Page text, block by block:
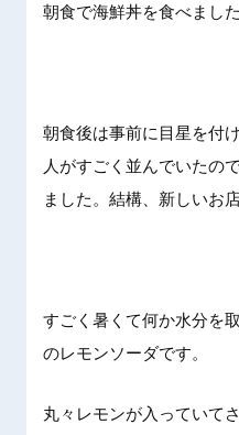
朝食で海鮮丼を食べました
朝食後は事前に目星を付
人がすごく並んでいたの
ました。結構、新しいお
すごく暑くて何か水分を
のレモンソーダです。
丸々レモンが入っていて